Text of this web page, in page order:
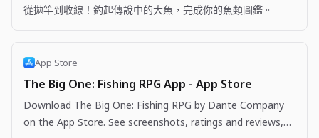
從拋竿到收線！釣起傳說中的大魚，完成你的魚類圖鑑。
App Store
The Big One: Fishing RPG App - App Store
Download The Big One: Fishing RPG by Dante Company
on the App Store. See screenshots, ratings and reviews,